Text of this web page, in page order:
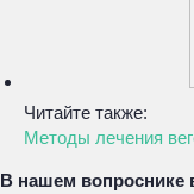
Читайте также:
Методы лечения
В нашем вопроснике